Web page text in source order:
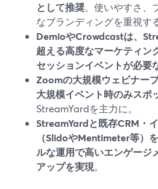
として推奨。使いやすさ、
なブランディングを重視す
DemioやCrowdcastは、
超える高度なマーケティン
セッションイベントが必要
Zoomの大規模ウェビナー
大規模イベント時のみスポ
StreamYardを主力に。
StreamYardと既存CRM・
（SlidoやMentimeter等）
ルな運用で高いエンゲージ
アップを実現。